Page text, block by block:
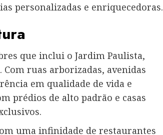
personalizadas e enriquecedoras.
que inclui o Jardim Paulista,
ruas arborizadas, avenidas
em qualidade de vida e
prédios de alto padrão e casas
uma infinidade de restaurantes